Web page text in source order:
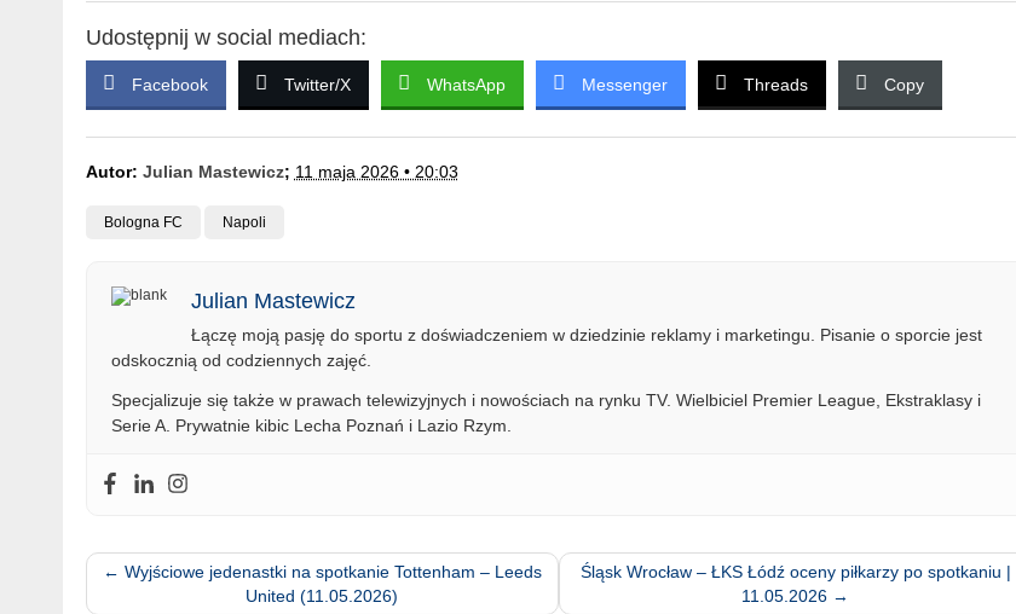
Udostępnij w social mediach:
Facebook Twitter/X WhatsApp Messenger Threads Copy
Autor: Julian Mastewicz; 11 maja 2026 • 20:03
Bologna FC Napoli
Julian Mastewicz
Łączę moją pasję do sportu z doświadczeniem w dziedzinie reklamy i marketingu. Pisanie o sporcie jest
odskocznią od codziennych zajęć.
Specjalizuje się także w prawach telewizyjnych i nowościach na rynku TV. Wielbiciel Premier League, Ekstraklasy i
Serie A. Prywatnie kibic Lecha Poznań i Lazio Rzym.
← Wyjściowe jedenastki na spotkanie Tottenham – Leeds
United (11.05.2026)
Śląsk Wrocław – ŁKS Łódź oceny piłkarzy po spotkaniu |
11.05.2026 →